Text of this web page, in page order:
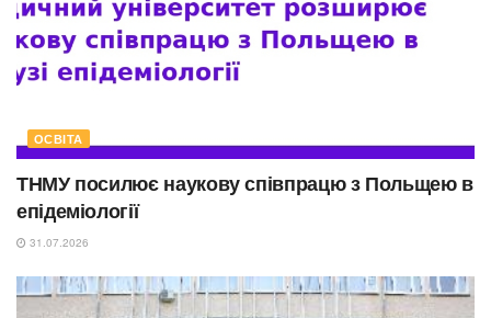
ОСВІТА
ТНМУ посилює наукову співпрацю з Польщею в
епідеміології
31.07.2026